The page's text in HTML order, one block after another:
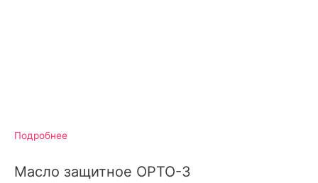
Подробнее
Масло защитное ОРТО-3